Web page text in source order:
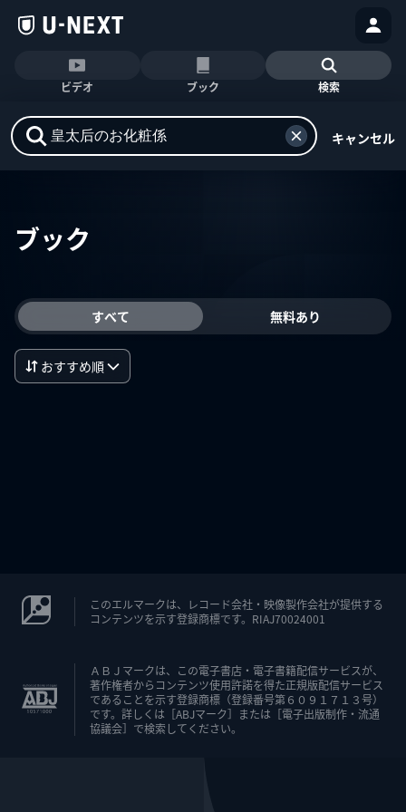
ビデオ ブック 検索
キャンセル
ブック
すべて 無料あり
おすすめ順
このエルマークは、レコード会社・映像製作会社が提供する
コンテンツを示す登録商標です。RIAJ70024001
ＡＢＪマークは、この電子書店・電子書籍配信サービスが、
著作権者からコンテンツ使用許諾を得た正規版配信サービス
であることを示す登録商標（登録番号第６０９１７１３号）
です。詳しくは［ABJマーク］または［電子出版制作・流通
協議会］で検索してください。